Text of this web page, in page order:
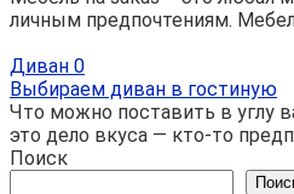
личным предпочтениям.
Диван 0
Выбираем диван в гостиную
Что можно поставить в углу
это дело вкуса — кто-то
Поиск